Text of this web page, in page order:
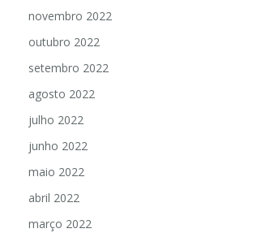
novembro 2022
outubro 2022
setembro 2022
agosto 2022
julho 2022
junho 2022
maio 2022
abril 2022
março 2022